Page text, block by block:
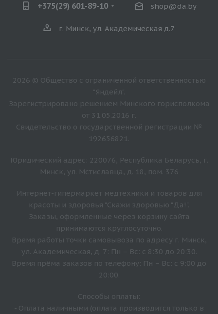
+375(29) 601-89-10 shop@da.by
г. Минск, ул. Академическая д.7
2026 © Общество с ограниченной ответственностью
"Яндейл".
Зарегистрировано решением Минского горисполкома
от 31.05.2016 г.
Свидетельство о государственной регистрации №
192656821.
Юридический адрес: 220076, Республика Беларусь, г.
Минск, ул. Мстиславца, д. 18, пом. 376
Интернет-гипермаркет медтехники и товаров для
красоты и здоровья "Скажи здоровью "Да!".
Заказы, оформленные через корзину сайта
принимаются круглосуточно.
Время работы точки самовывоза по адресу г. Минск,
ул. Академическая, д. 7: Пн – Вс: с 8:30 до 20:30.
Время прёма заказов по телефону: Пн – Вс: с 9:00 до
20:00.
Способы оплаты:
- Оплата наличными (оплата производится только в